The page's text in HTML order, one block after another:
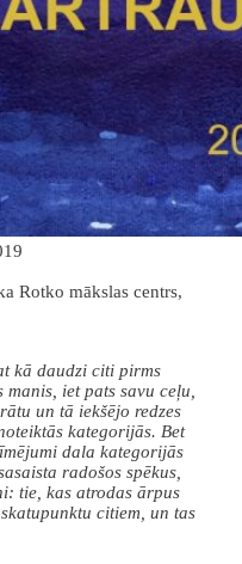
Rotko mākslas centrs,
kā daudzi citi pirms
iet pats savu ceļu,
un tā iekšējo redzes
kategorijās. Bet
dala kategorijās
radošos spēkus,
tie, kas atrodas ārpus
citiem, un tas